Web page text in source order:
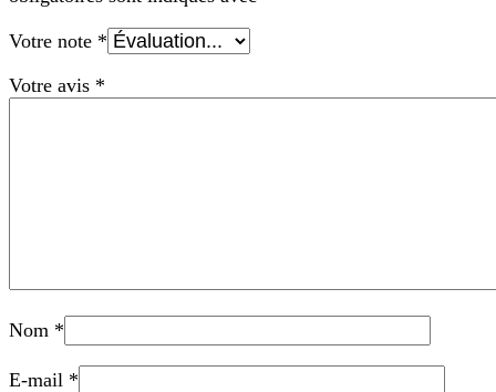
Votre note *
Votre avis *
Nom *
E-mail *